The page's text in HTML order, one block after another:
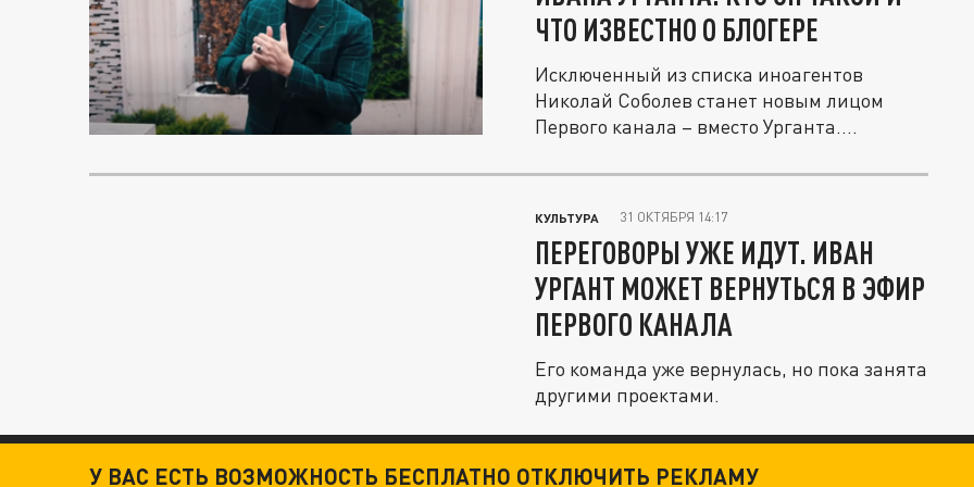
ЧТО ИЗВЕСТНО О БЛОГЕРЕ
Исключенный из списка иноагентов
Николай Соболев станет новым лицом
Первого канала – вместо Урганта....
КУЛЬТУРА 31 ОКТЯБРЯ 14:17
ПЕРЕГОВОРЫ УЖЕ ИДУТ. ИВАН
УРГАНТ МОЖЕТ ВЕРНУТЬСЯ В ЭФИР
ПЕРВОГО КАНАЛА
Его команда уже вернулась, но пока занята
другими проектами.
У ВАС ЕСТЬ ВОЗМОЖНОСТЬ БЕСПЛАТНО ОТКЛЮЧИТЬ РЕКЛАМУ